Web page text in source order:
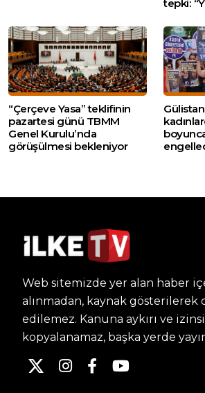
tepki:
“Çerçeve Yasa” teklifinin
pazartesi günü TBMM
Genel Kurulu’nda
görüşülmesi bekleniyor
Web sitemizde yer alan haber
alınmadan, kaynak gösterilerek
edilemez. Kanuna aykırı ve
kopyalanamaz, başka yerde